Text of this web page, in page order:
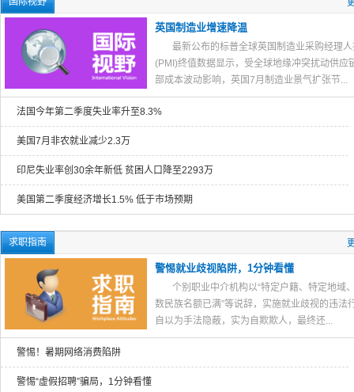
英国制造业增速降温
最新公布的标普全球英国制造业采购经理
(PMI)终值数据显示，受全球地缘冲突扰动供应
部成本波动影响，英国7月制造业景气扩张节...
法国今年第二季度失业率升至8.3%
美国7月非农就业减少2.3万
印尼失业率创30余年新低 贫困人口降至2293万
美国第二季度经济增长1.5% 低于市场预期
求职指南
警惕就业歧视陷阱，1分钟看懂
个别职业中介机构以“特定户籍、特定地域
数民族名额已满”等说辞，实施就业歧视的违法
自以为手法隐蔽，实为自欺欺人，最终还...
警惕！暑期网络消费陷阱
警惕“虚假招聘”骗局，1分钟看懂